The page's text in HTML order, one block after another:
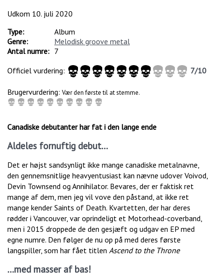
Udkom 10. juli 2020
Type:
Album
Genre:
Melodisk groove metal
Antal numre: 7
Officiel vurdering:
7/10
Brugervurdering: Vær den første til at stemme.
Canadiske debutanter har fat i den lange ende
Aldeles fornuftig debut…
Det er højst sandsynligt ikke mange canadiske metalnavne,
den gennemsnitlige heavyentusiast kan nævne udover Voivod,
Devin Townsend og Annihilator. Bevares, der er faktisk ret
mange af dem, men jeg vil vove den påstand, at ikke ret
mange kender Saints of Death. Kvartetten, der har deres
rødder i Vancouver, var oprindeligt et Motorhead-coverband,
men i 2015 droppede de den gesjæft og udgav en EP med
egne numre. Den følger de nu op på med deres første
langspiller, som har fået titlen Ascend to the Throne
…med masser af bas!